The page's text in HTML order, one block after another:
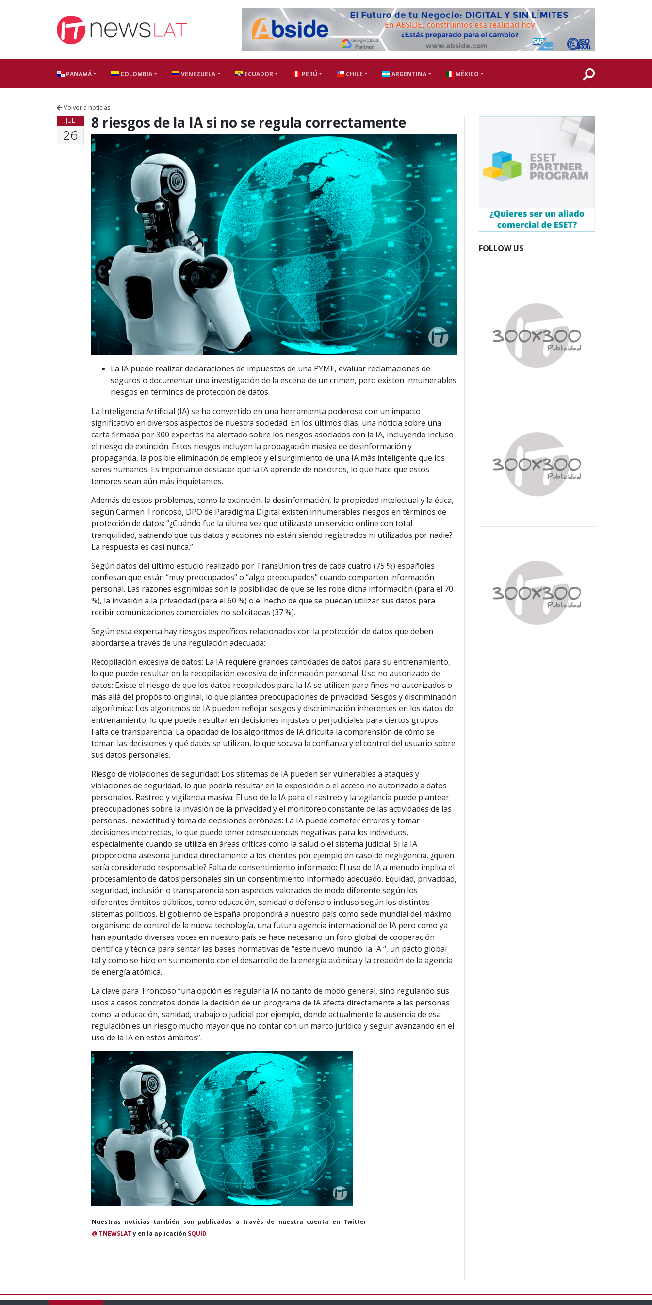
PANAMÁ COLOMBIA VENEZUELA ECUADOR PERÚ CHILE ARGENTINA MÉXICO
Volver a noticias
JUL
26
8 riesgos de la IA si no se regula correctamente
La IA puede realizar declaraciones de impuestos de una PYME, evaluar reclamaciones de
seguros o documentar una investigación de la escena de un crimen, pero existen innumerables
riesgos en términos de protección de datos.
La Inteligencia Artificial (IA) se ha convertido en una herramienta poderosa con un impacto
significativo en diversos aspectos de nuestra sociedad. En los últimos días, una noticia sobre una
carta firmada por 300 expertos ha alertado sobre los riesgos asociados con la IA, incluyendo incluso
el riesgo de extinción. Estos riesgos incluyen la propagación masiva de desinformación y
propaganda, la posible eliminación de empleos y el surgimiento de una IA más inteligente que los
seres humanos. Es importante destacar que la IA aprende de nosotros, lo que hace que estos
temores sean aún más inquietantes.
Además de estos problemas, como la extinción, la desinformación, la propiedad intelectual y la ética,
según Carmen Troncoso, DPO de Paradigma Digital existen innumerables riesgos en términos de
protección de datos: “¿Cuándo fue la última vez que utilizaste un servicio online con total
tranquilidad, sabiendo que tus datos y acciones no están siendo registrados ni utilizados por nadie?
La respuesta es casi nunca.”
Según datos del último estudio realizado por TransUnion tres de cada cuatro (75 %) españoles
confiesan que están “muy preocupados” o “algo preocupados” cuando comparten información
personal. Las razones esgrimidas son la posibilidad de que se les robe dicha información (para el 70
%), la invasión a la privacidad (para el 60 %) o el hecho de que se puedan utilizar sus datos para
recibir comunicaciones comerciales no solicitadas (37 %).
Según esta experta hay riesgos específicos relacionados con la protección de datos que deben
abordarse a través de una regulación adecuada:
Recopilación excesiva de datos: La IA requiere grandes cantidades de datos para su entrenamiento,
lo que puede resultar en la recopilación excesiva de información personal. Uso no autorizado de
datos: Existe el riesgo de que los datos recopilados para la IA se utilicen para fines no autorizados o
más allá del propósito original, lo que plantea preocupaciones de privacidad. Sesgos y discriminación
algorítmica: Los algoritmos de IA pueden reflejar sesgos y discriminación inherentes en los datos de
entrenamiento, lo que puede resultar en decisiones injustas o perjudiciales para ciertos grupos.
Falta de transparencia: La opacidad de los algoritmos de IA dificulta la comprensión de cómo se
toman las decisiones y qué datos se utilizan, lo que socava la confianza y el control del usuario sobre
sus datos personales.
Riesgo de violaciones de seguridad: Los sistemas de IA pueden ser vulnerables a ataques y
violaciones de seguridad, lo que podría resultar en la exposición o el acceso no autorizado a datos
personales. Rastreo y vigilancia masiva: El uso de la IA para el rastreo y la vigilancia puede plantear
preocupaciones sobre la invasión de la privacidad y el monitoreo constante de las actividades de las
personas. Inexactitud y toma de decisiones erróneas: La IA puede cometer errores y tomar
decisiones incorrectas, lo que puede tener consecuencias negativas para los individuos,
especialmente cuando se utiliza en áreas críticas como la salud o el sistema judicial. Si la IA
proporciona asesoría jurídica directamente a los clientes por ejemplo en caso de negligencia, ¿quién
sería considerado responsable? Falta de consentimiento informado: El uso de IA a menudo implica el
procesamiento de datos personales sin un consentimiento informado adecuado. Equidad, privacidad,
seguridad, inclusión o transparencia son aspectos valorados de modo diferente según los
diferentes ámbitos públicos, como educación, sanidad o defensa o incluso según los distintos
sistemas políticos. El gobierno de España propondrá a nuestro país como sede mundial del máximo
organismo de control de la nueva tecnología, una futura agencia internacional de IA pero como ya
han apuntado diversas voces en nuestro país se hace necesario un foro global de cooperación
científica y técnica para sentar las bases normativas de “este nuevo mundo: la IA “, un pacto global
tal y como se hizo en su momento con el desarrollo de la energía atómica y la creación de la agencia
de energía atómica.
La clave para Troncoso “una opción es regular la IA no tanto de modo general, sino regulando sus
usos a casos concretos donde la decisión de un programa de IA afecta directamente a las personas
como la educación, sanidad, trabajo o judicial por ejemplo, donde actualmente la ausencia de esa
regulación es un riesgo mucho mayor que no contar con un marco jurídico y seguir avanzando en el
uso de la IA en estos ámbitos”.
Nuestras noticias también son publicadas a través de nuestra cuenta en Twitter
@ITNEWSLATy en la aplicación SQUID
FOLLOW US